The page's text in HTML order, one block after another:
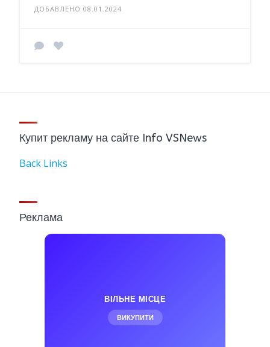
ДОБАВЛЕНО 08.01.2024
Купит рекламу на сайте Info VSNews
Back Links
Реклама
ВІЛЬНЕ МІСЦЕ
ВИКУПИТИ